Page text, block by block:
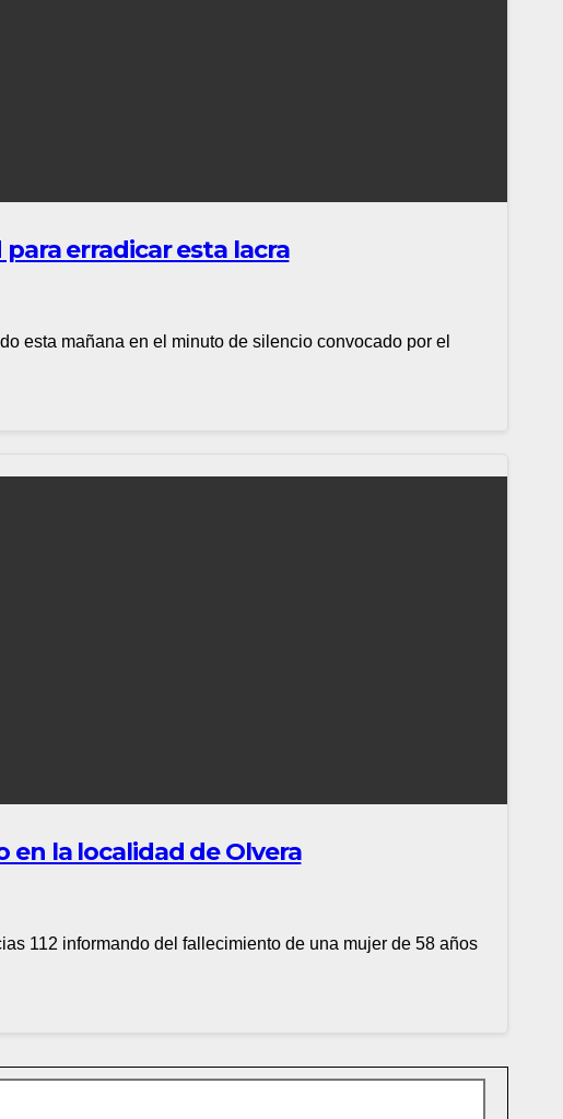
erradicar esta lacra
esta mañana en el minuto de silencio convocado por el
en la localidad de Olvera
112 informando del fallecimiento de una mujer de 58 años